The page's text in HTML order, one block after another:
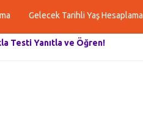
Gelecek Tarihli Yaş Hesaplama
Testi Yanıtla ve Öğren!